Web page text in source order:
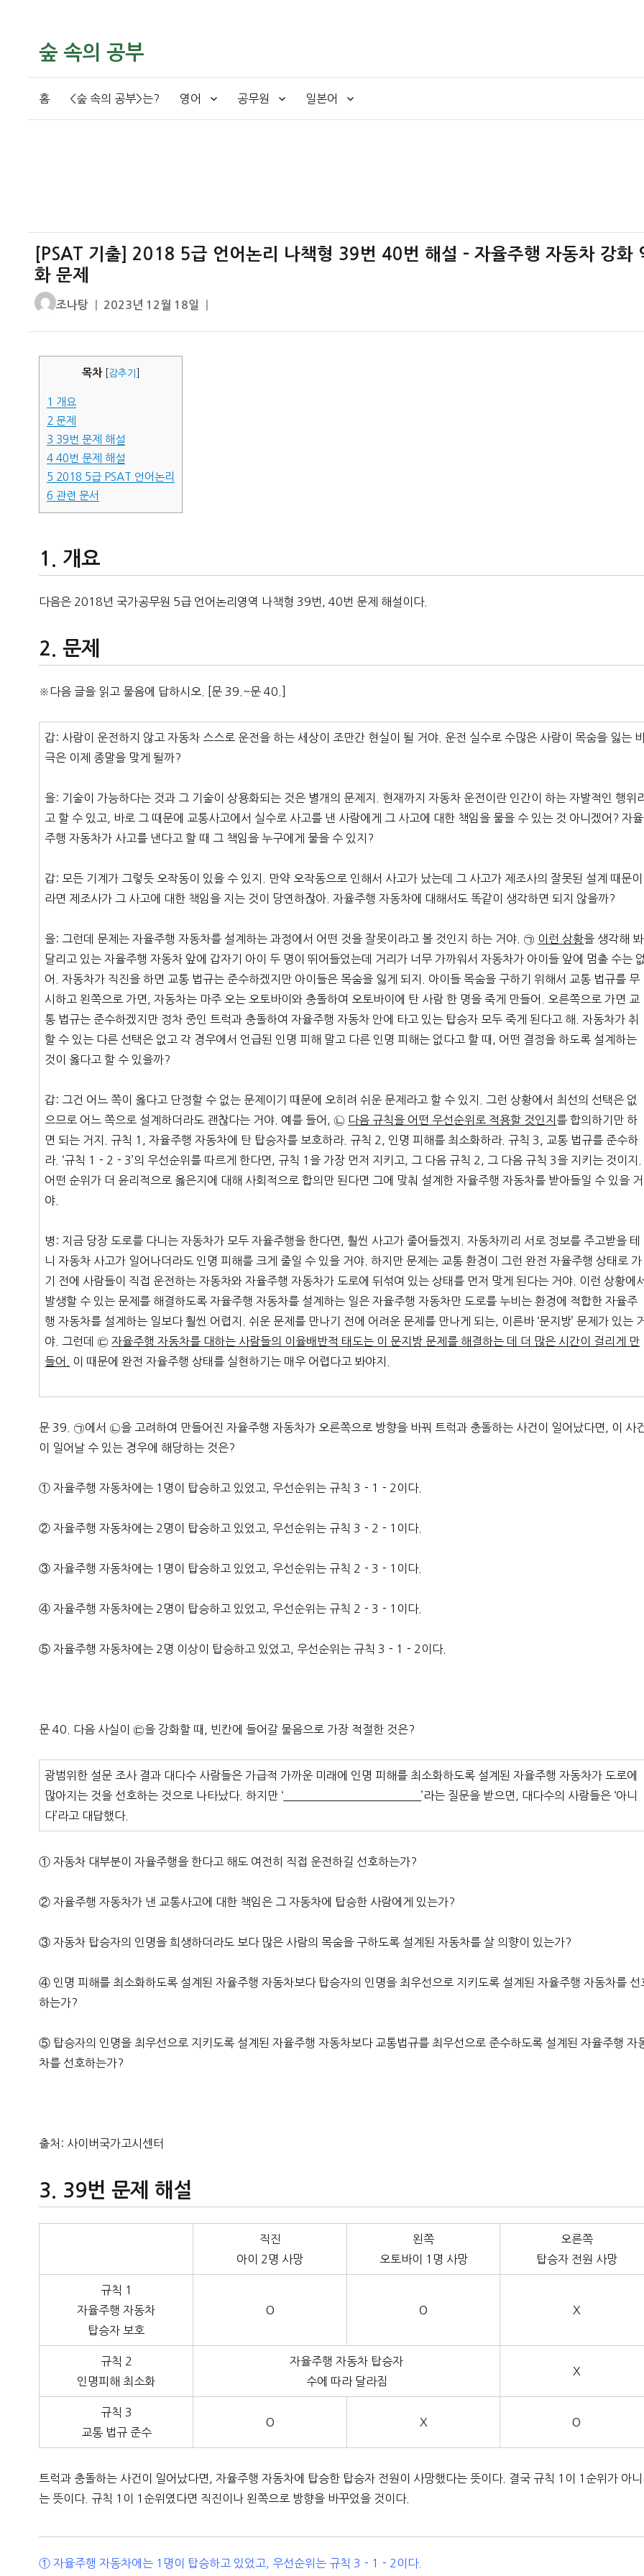
숲 속의 공부
홈 <숲 속의 공부>는? 영어 공무원 일본어
[PSAT 기출] 2018 5급 언어논리 나책형 39번 40번 해설 – 자율주행 자동차 강화
화 문제
글
조나탕
작
자
2023년 12월 18일
목차 감추기
1 개요
2 문제
3 39번 문제 해설
4 40번 문제 해설
5 2018 5급 PSAT 언어논리
6 관련 문서
개요
다음은 2018년 국가공무원 5급 언어논리영역 나책형 39번, 40번 문제 해설이다.
문제
※다음 글을 읽고 물음에 답하시오. [문 39.~문 40.]
갑: 사람이 운전하지 않고 자동차 스스로 운전을 하는 세상이 조만간 현실이 될 거야. 운전 실수로 수많은 사람이 목숨을 잃는
극은 이제 종말을 맞게 될까?
을: 기술이 가능하다는 것과 그 기술이 상용화되는 것은 별개의 문제지. 현재까지 자동차 운전이란 인간이 하는 자발적인 행위
고 할 수 있고, 바로 그 때문에 교통사고에서 실수로 사고를 낸 사람에게 그 사고에 대한 책임을 물을 수 있는 것 아니겠어? 자율
주행 자동차가 사고를 낸다고 할 때 그 책임을 누구에게 물을 수 있지?
갑: 모든 기계가 그렇듯 오작동이 있을 수 있지. 만약 오작동으로 인해서 사고가 났는데 그 사고가 제조사의 잘못된 설계 때문이
라면 제조사가 그 사고에 대한 책임을 지는 것이 당연하잖아. 자율주행 자동차에 대해서도 똑같이 생각하면 되지 않을까?
을: 그런데 문제는 자율주행 자동차를 설계하는 과정에서 어떤 것을 잘못이라고 볼 것인지 하는 거야. ㉠ 이런 상황을 생각해
달리고 있는 자율주행 자동차 앞에 갑자기 아이 두 명이 뛰어들었는데 거리가 너무 가까워서 자동차가 아이들 앞에 멈출 수는
어. 자동차가 직진을 하면 교통 법규는 준수하겠지만 아이들은 목숨을 잃게 되지. 아이들 목숨을 구하기 위해서 교통 법규를 무
시하고 왼쪽으로 가면, 자동차는 마주 오는 오토바이와 충돌하여 오토바이에 탄 사람 한 명을 죽게 만들어. 오른쪽으로 가면 교
통 법규는 준수하겠지만 정차 중인 트럭과 충돌하여 자율주행 자동차 안에 타고 있는 탑승자 모두 죽게 된다고 해. 자동차가 취
할 수 있는 다른 선택은 없고 각 경우에서 언급된 인명 피해 말고 다른 인명 피해는 없다고 할 때, 어떤 결정을 하도록 설계하는
것이 옳다고 할 수 있을까?
갑: 그건 어느 쪽이 옳다고 단정할 수 없는 문제이기 때문에 오히려 쉬운 문제라고 할 수 있지. 그런 상황에서 최선의 선택은 없
으므로 어느 쪽으로 설계하더라도 괜찮다는 거야. 예를 들어, ㉡ 다음 규칙을 어떤 우선순위로 적용할 것인지 를 합의하기만 하
면 되는 거지. 규칙 1, 자율주행 자동차에 탄 탑승자를 보호하라. 규칙 2, 인명 피해를 최소화하라. 규칙 3, 교통 법규를 준수하
라. ‘규칙 1－2－3’의 우선순위를 따르게 한다면, 규칙 1을 가장 먼저 지키고, 그 다음 규칙 2, 그 다음 규칙 3을 지키는 것이지.
어떤 순위가 더 윤리적으로 옳은지에 대해 사회적으로 합의만 된다면 그에 맞춰 설계한 자율주행 자동차를 받아들일 수 있을 거
야.
병: 지금 당장 도로를 다니는 자동차가 모두 자율주행을 한다면, 훨씬 사고가 줄어들겠지. 자동차끼리 서로 정보를 주고받을 테
니 자동차 사고가 일어나더라도 인명 피해를 크게 줄일 수 있을 거야. 하지만 문제는 교통 환경이 그런 완전 자율주행 상태로 가
기 전에 사람들이 직접 운전하는 자동차와 자율주행 자동차가 도로에 뒤섞여 있는 상태를 먼저 맞게 된다는 거야. 이런 상황에
발생할 수 있는 문제를 해결하도록 자율주행 자동차를 설계하는 일은 자율주행 자동차만 도로를 누비는 환경에 적합한 자율주
행 자동차를 설계하는 일보다 훨씬 어렵지. 쉬운 문제를 만나기 전에 어려운 문제를 만나게 되는, 이른바 ‘문지방’ 문제가 있는
야. 그런데 ㉢자율주행 자동차를 대하는 사람들의 이율배반적 태도는 이 문지방 문제를 해결하는 데 더 많은 시간이 걸리게 만
들어
이 때문에 완전 자율주행 상태를 실현하기는 매우 어렵다고 봐야지.
문 39. ㉠에서 ㉡을 고려하여 만들어진 자율주행 자동차가 오른쪽으로 방향을 바꿔 트럭과 충돌하는 사건이 일어났다면, 이 사
이 일어날 수 있는 경우에 해당하는 것은?
① 자율주행 자동차에는 1명이 탑승하고 있었고, 우선순위는 규칙 3－1－2이다.
② 자율주행 자동차에는 2명이 탑승하고 있었고, 우선순위는 규칙 3－2－1이다.
③ 자율주행 자동차에는 1명이 탑승하고 있었고, 우선순위는 규칙 2－3－1이다.
④ 자율주행 자동차에는 2명이 탑승하고 있었고, 우선순위는 규칙 2－3－1이다.
⑤ 자율주행 자동차에는 2명 이상이 탑승하고 있었고, 우선순위는 규칙 3－1－2이다.
문 40. 다음 사실이 ㉢을 강화할 때, 빈칸에 들어갈 물음으로 가장 적절한 것은?
광범위한 설문 조사 결과 대다수 사람들은 가급적 가까운 미래에 인명 피해를 최소화하도록 설계된 자율주행 자동차가 도로에
많아지는 것을 선호하는 것으로 나타났다. 하지만 ‘
’라는 질문을 받으면, 대다수의 사람들은 ‘아니
다’라고 대답했다.
① 자동차 대부분이 자율주행을 한다고 해도 여전히 직접 운전하길 선호하는가?
② 자율주행 자동차가 낸 교통사고에 대한 책임은 그 자동차에 탑승한 사람에게 있는가?
③ 자동차 탑승자의 인명을 희생하더라도 보다 많은 사람의 목숨을 구하도록 설계된 자동차를 살 의향이 있는가?
④ 인명 피해를 최소화하도록 설계된 자율주행 자동차보다 탑승자의 인명을 최우선으로 지키도록 설계된 자율주행 자동차를 선
하는가?
⑤ 탑승자의 인명을 최우선으로 지키도록 설계된 자율주행 자동차보다 교통법규를 최우선으로 준수하도록 설계된 자율주행 자
차를 선호하는가?
출처: 사이버국가고시센터
39번 문제 해설
직진
아이 2명 사망
왼쪽
오토바이 1명 사망
오른쪽
탑승자 전원 사망
규칙 1
자율주행 자동차
탑승자 보호
O O X
규칙 2
인명피해 최소화
자율주행 자동차 탑승자
수에 따라 달라짐
X
규칙 3
교통 법규 준수
O X O
트럭과 충돌하는 사건이 일어났다면, 자율주행 자동차에 탑승한 탑승자 전원이 사망했다는 뜻이다. 결국 규칙 1이 1순위가 아
는 뜻이다. 규칙 1이 1순위였다면 직진이나 왼쪽으로 방향을 바꾸었을 것이다.
① 자율주행 자동차에는 1명이 탑승하고 있었고, 우선순위는 규칙 3－1－2이다.